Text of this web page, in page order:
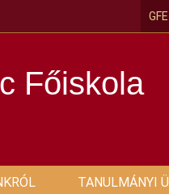
GFE
Főiskola
TANULMÁNYI